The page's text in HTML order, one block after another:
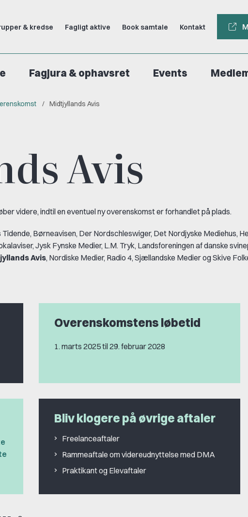
& kredse Fagligt aktive Book samtale Kontakt
Fagjura & ophavsret Events
Midtjyllands Avis
Avis
videre, indtil en eventuel ny overenskomst er forhandlet på plads.
Børneavisen, Der Nordschleswiger, Det Nordjyske Mediehus,
Jysk Fynske Medier, L.M. Tryk, Landsforeningen af danske
Avis, Nordiske Medier, Radio 4, Sjællandske Medier og Skive
Overenskomstens løbetid
1. marts 2025 til 29. februar 2028
Bliv klogere på øvrige aftaler
Freelanceaftaler
Rammeaftale om videreudnyttelse med DMA
Praktikant og Elevaftaler